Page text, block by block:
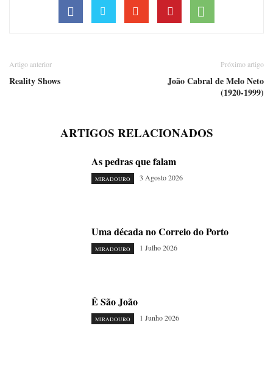
Artigo anterior
Reality Shows
Próximo artigo
João Cabral de Melo Neto
(1920-1999)
ARTIGOS RELACIONADOS
As pedras que falam
MIRADOURO 3 Agosto 2026
Uma década no Correio do Porto
MIRADOURO 1 Julho 2026
É São João
MIRADOURO 1 Junho 2026